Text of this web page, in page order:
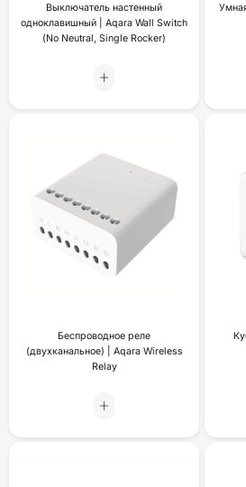
Выключатель настенный
одноклавишный | Aqara Wall Switch
(No Neutral, Single Rocker)
Беспроводное реле
(двухканальное) | Aqara Wireless
Relay